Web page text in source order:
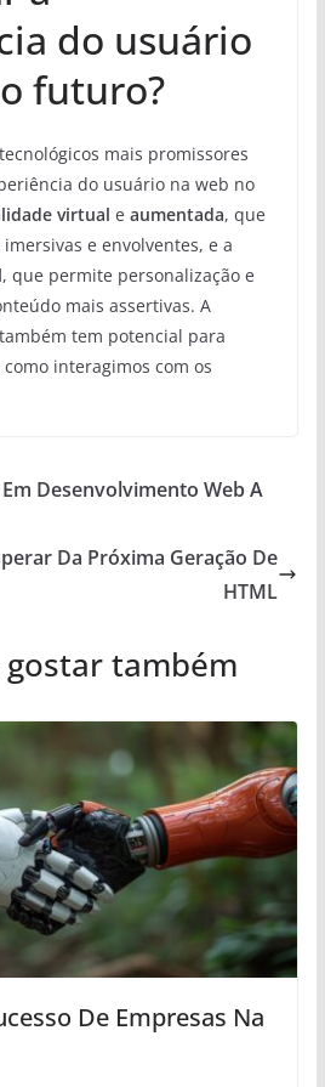
do usuário
futuro?
mais promissores
do usuário na web no
virtual e aumentada, que
e envolventes, e a
, que permite personalização e
mais assertivas. A
tem potencial para
interagimos com os
Desenvolvimento Web A
Da Próxima Geração De
HTML
também
De Empresas Na